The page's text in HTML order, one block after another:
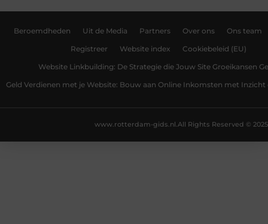
Beroemdheden Uit de Media Partners Over ons Ons team
Registreer Website index Cookiebeleid (EU)
Website Linkbuilding: De Strategie die Jouw Site Groeikansen
Geld Verdienen met je Website: Bouw aan Online Inkomsten met Inzicht
All Rights Reserved © 2025
www.rotterdam-gids.nl.